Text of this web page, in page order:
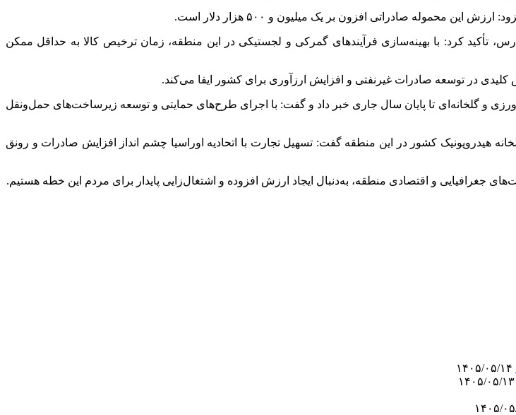
محموله صادراتی افزون بر یک میلیون و ۵۰۰ هزار دلار است.
تأکید کرد: با بهینه‌سازی فرآیندهای گمرکی و لجستیکی در این منطقه، زمان ترخیص کالا به حداقل ممکن
کلیدی در توسعه صادرات غیرنفتی و افزایش ارزآوری برای کشور ایفا می‌کند.
و گلخانه‌ای تا پایان سال جاری خبر داد و گفت: با اجرای طرح‌های حمایتی و توسعه زیرساخت‌های حمل‌ونقل
هیدروپونیک کشور در این منطقه گفت: تسهیل تجارت با اتحادیه اوراسیا چشم انداز افزایش صادرات و رونق
جغرافیایی و اقتصادی منطقه، به‌دنبال ایجاد ارزش افزوده و اشتغال‌زایی پایدار برای مردم این خطه هستیم.